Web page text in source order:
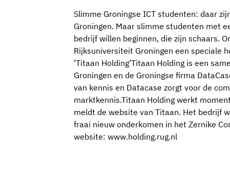
Slimme Groningse ICT studenten: daar
Groningen. Maar slimme studenten met
bedrijf willen beginnen, die zijn schaars.
Rijksuniversiteit Groningen een speciale
‘Titaan Holding’Titaan Holding is een
Groningen en de Groningse firma
van kennis en Datacase zorgt voor de
marktkennis.Titaan Holding werkt
meldt de website van Titaan. Het bedrijf
fraai nieuw onderkomen in het Zernike
website: www.holding.rug.nl